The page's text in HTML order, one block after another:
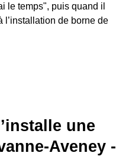
le temps", puis quand il
l’installation de borne de
une
Aveney -